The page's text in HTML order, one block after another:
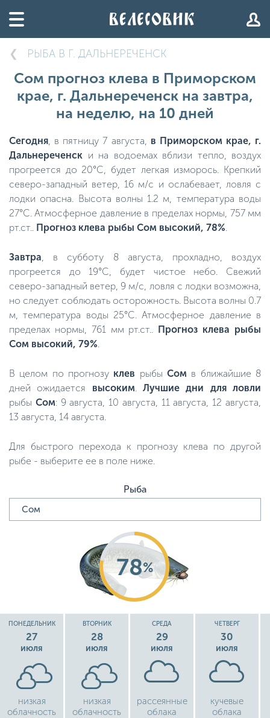
РЫБА В Г. ДАЛЬНЕРЕЧЕНСК
Сом прогноз клева в Приморском
крае, г. Дальнереченск на завтра,
на неделю, на 10 дней
Сегодня, в пятницу 7 августа, в Приморском крае, г.
Дальнереченск и на водоемах вблизи тепло, воздух
прогреется до 20°C, будет легкая изморось. Крепкий
северо-западный ветер, 16 м/с и ослабевает, ловля с
лодки опасна. Высота волны 1.2 м, температура воды
27°C. Атмосферное давление в пределах нормы, 757 мм
рт.ст.. Прогноз клева рыбы Сом высокий, 78%.
Завтра, в субботу 8 августа, прохладно, воздух
прогреется до 19°C, будет чистое небо. Свежий
северо-западный ветер, 9 м/с, ловля с лодки возможна,
но следует соблюдать осторожность. Высота волны 0.7
м, температура воды 25°C. Атмосферное давление в
пределах нормы, 761 мм рт.ст.. Прогноз клева рыбы
Сом высокий, 79%.
В целом по прогнозу клев рыбыСом в ближайшие 8
дней ожидается высоким.Лучшие дни для ловли
рыбы Сом: 9 августа, 10 августа, 11 августа, 12 августа,
13 августа, 14 августа.
Для быстрого перехода к прогнозу клева по другой
рыбе - выберите ее в поле ниже.
Рыба
78%
ПОНЕДЕЛЬНИК
27
июля
низкая
облачность
ВТОРНИК
28
июля
низкая
облачность
СРЕДА
29
июля
рассеянные
облака
ЧЕТВЕРГ
30
июля
кучевые
облака